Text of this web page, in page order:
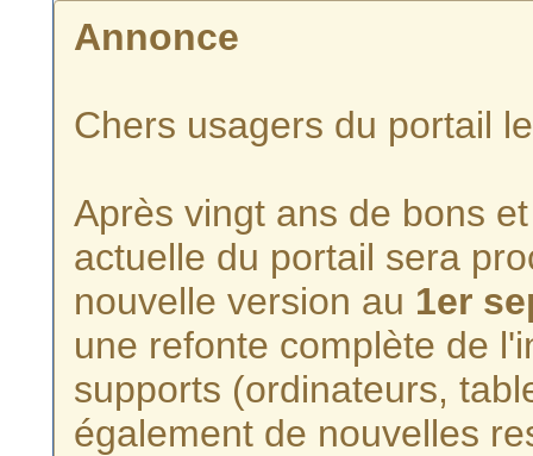
Annonce
Chers usagers du portail
Après vingt ans de bons
actuelle du portail sera
nouvelle version au 1er
une refonte complète de
supports (ordinateurs,
également de nouvelles